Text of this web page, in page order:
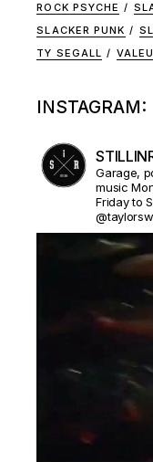
ROCK PSYCHE
SLACKER PUNK
TY SEGALL
INSTAGRAM:
Garage,
music
Friday to